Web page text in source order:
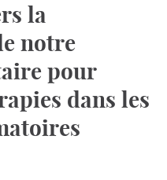
la
notre
pour
dans les